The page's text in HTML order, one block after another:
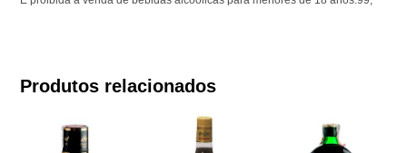
Produtos relacionados